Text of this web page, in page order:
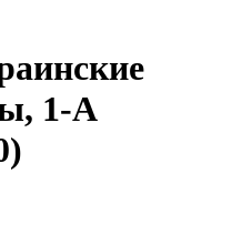
1-А